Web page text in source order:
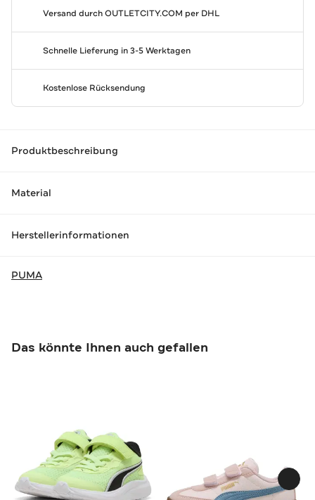
Versand durchOUTLETCITY.COM per DHL
Schnelle Lieferung in 3-5 Werktagen
Kostenlose Rücksendung
Produktbeschreibung
Material
Herstellerinformationen
PUMA
Das könnte Ihnen auch gefallen